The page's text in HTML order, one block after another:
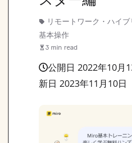
リモートワーク・ハイ
基本操作
3 min read
公開日 2022年10月
新日 2023年11月10日